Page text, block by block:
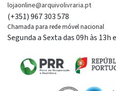
lojaonline@arquivolivraria.pt
(+351) 967 303 578
Chamada para rede móvel nacional
Segunda a Sexta das 09h às 13h